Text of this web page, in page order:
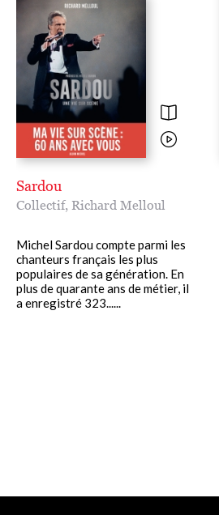
Sardou
Collectif, Richard Melloul
Michel Sardou compte parmi les
chanteurs français les plus
populaires de sa génération. En
plus de quarante ans de métier, il
a enregistré 323......